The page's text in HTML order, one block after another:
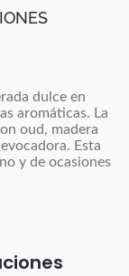
dulce en
aromáticas. La
oud, madera
Esta
y de ocasiones